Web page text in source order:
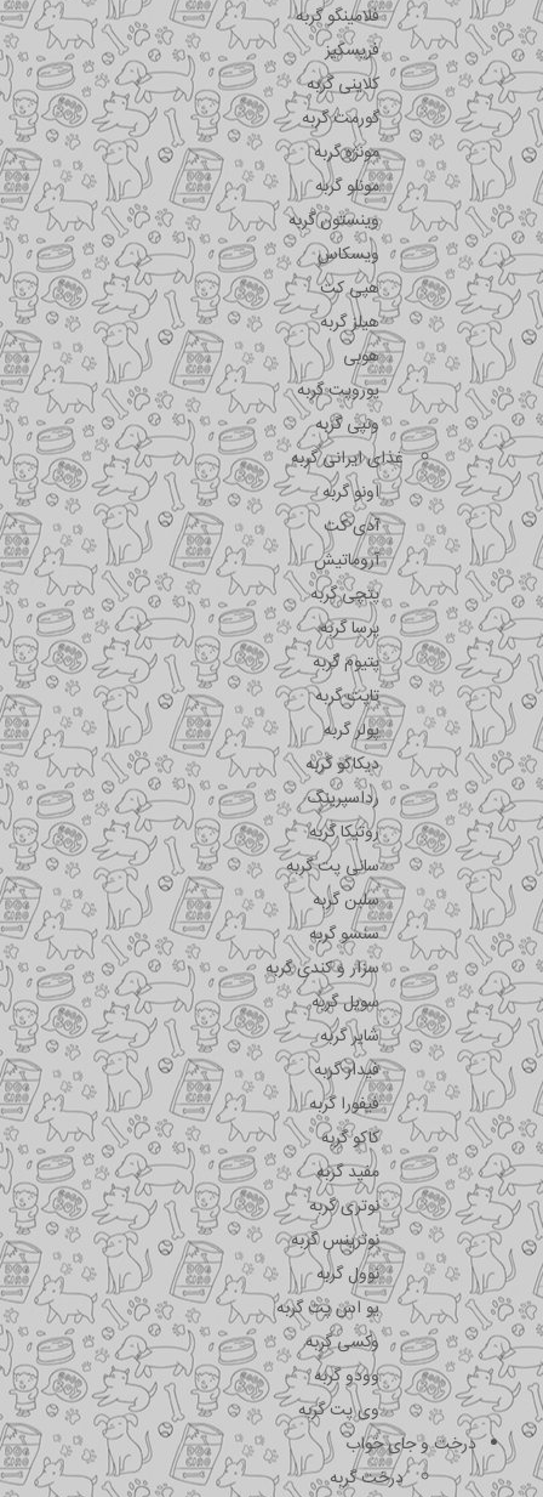
فلامینگو گربه
فریسکیز
کلاینی گربه
گورمت گربه
مونژه گربه
مونلو گربه
وینستون گربه
ویسکاس
هپی کت
هیلز گربه
هوبی
یوروپت گربه
ونپی گربه
غذای ایرانی گربه
اونو گربه
آدی کت
آروماتیش
پتچی گربه
پرسا گربه
پتیوم گربه
تاپت گربه
پولر گربه
دیکاکو گربه
رداسپرینگ
روتیکا گربه
سانی پت گربه
سلبن گربه
سنسو گربه
سزار و کندی گربه
سویل گربه
شایر گربه
فیدار گربه
فیفورا گربه
کاکو گربه
مفید گربه
نوتری گربه
نوترینس گربه
نوول گربه
یو اس پت گربه
وکسی گربه
وودو گربه
وی پت گربه
درخت و جای خواب
درخت گربه